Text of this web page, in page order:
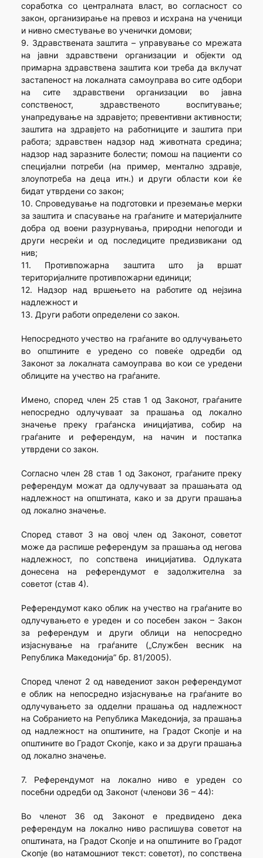
соработка со централната власт, во согласност со
закон, организирање на превоз и исхрана на ученици
и нивно сместување во ученички домови;
9. Здравствената заштита – управување со мрежата
на јавни здравствени организации и објекти од
примарна здравствена заштита кои треба да вклучат
застапеност на локалната самоуправа во сите одбори
на сите здравствени организации во јавна
сопственост, здравственото воспитување;
унапредување на здравјето; превентивни активности;
заштита на здравјето на работниците и заштита при
работа; здравствен надзор над животната средина;
надзор над заразните болести; помош на пациенти со
специјални потреби (на пример, ментално здравје,
злоупотреба на деца итн.) и други области кои ќе
бидат утврдени со закон;
10. Спроведување на подготовки и преземање мерки
за заштита и спасување на граѓаните и материјалните
добра од воени разурнувања, природни непогоди и
други несреќи и од последиците предизвикани од
нив;
11. Противпожарна заштита што ја вршат
територијалните противпожарни единици;
12. Надзор над вршењето на работите од нејзина
надлежност и
13. Други работи определени со закон.
Непосредното учество на граѓаните во одлучувањето
во општините е уредено со повеќе одредби од
Законот за локалната самоуправа во кои се уредени
облиците на учество на граѓаните.
Имено, според член 25 став 1 од Законот, граѓаните
непосредно одлучуваат за прашања од локално
значење преку граѓанска иницијатива, собир на
граѓаните и референдум, на начин и постапка
утврдени со закон.
Согласно член 28 став 1 од Законот, граѓаните преку
референдум можат да одлучуваат за прашањата од
надлежност на општината, како и за други прашања
од локално значење.
Според ставот 3 на овој член од Законот, советот
може да распише референдум за прашања од негова
надлежност, по сопствена иницијатива. Одлуката
донесена на референдумот е задолжителна за
советот (став 4).
Референдумот како облик на учество на граѓаните во
одлучувањето е уреден и со посебен закон – Закон
за референдум и други облици на непосредно
изјаснување на граѓаните („Службен весник на
Република Македонија” бр. 81/2005).
Според членот 2 од наведениот закон референдумот
е облик на непосредно изјаснување на граѓаните во
одлучувањето за одделни прашања од надлежност
на Собранието на Република Македонија, за прашања
од надлежност на општините, на Градот Скопје и на
општините во Градот Скопје, како и за други прашања
од локално значење.
7. Референдумот на локално ниво е уреден со
посебни одредби од Законот (членови 36 – 44):
Во членот 36 од Законот е предвидено дека
референдум на локално ниво распишува советот на
општината, на Градот Скопје и на општините во Градот
Скопје (во натамошниот текст: советот), по сопствена